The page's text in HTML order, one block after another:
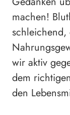
machen!
wir aktiv
dem
den